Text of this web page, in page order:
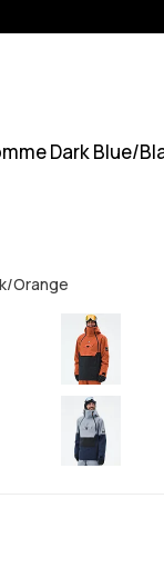
Dark Blue/
Orange